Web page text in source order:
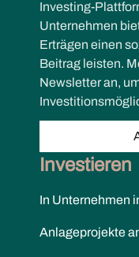
Investing-
Unternehmen
Erträgen einen
Beitrag leisten.
Newsletter an,
Investieren
In Unternehmen
Anlageprojekte